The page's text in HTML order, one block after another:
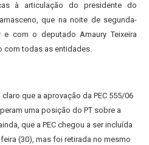
à articulação do presidente do
que na noite de segunda-
com o deputado Amaury Teixeira
com todas as entidades.
que a aprovação da PEC 555/06
uma posição do PT sobre a
que a PEC chegou a ser incluída
(30), mas foi retirada no mesmo